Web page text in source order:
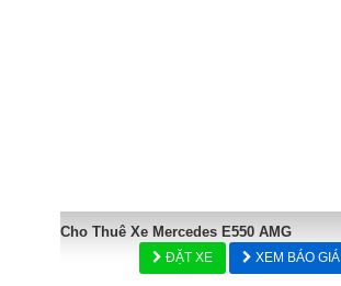
Cho Thuê Xe Mercedes E550 AMG
ĐẶT XE XEM BÁO GIÁ